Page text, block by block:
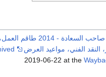
مسلسل - صاحب السعادة - 2014 طاقم العمل،
الفني، مواعيد العرض
Archived
2019-06-22 at the